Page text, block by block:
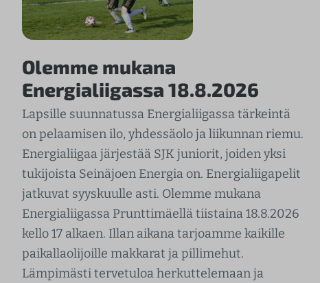
Olemme mukana
Energialiigassa 18.8.2026
Lapsille suunnatussa Energialiigassa tärkeintä
on pelaamisen ilo, yhdessäolo ja liikunnan riemu.
Energialiigaa järjestää SJK juniorit, joiden yksi
tukijoista Seinäjoen Energia on. Energialiigapelit
jatkuvat syyskuulle asti. Olemme mukana
Energialiigassa Prunttimäellä tiistaina 18.8.2026
kello 17 alkaen. Illan aikana tarjoamme kaikille
paikallaolijoille makkarat ja pillimehut.
Lämpimästi tervetuloa herkuttelemaan ja